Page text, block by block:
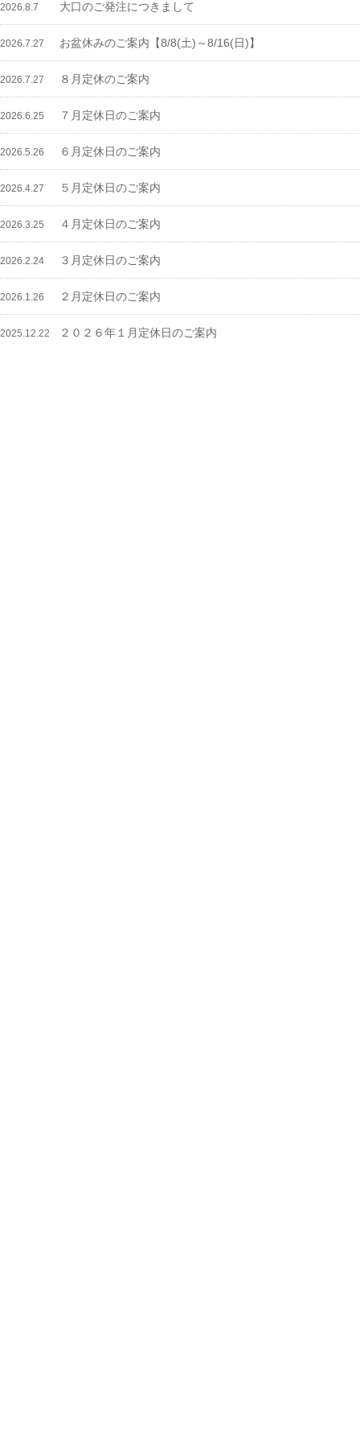
2026.8.7 大口のご発注につきまして
2026.7.27 お盆休みのご案内【8/8(土)～8/16(日)】
2026.7.27 ８月定休のご案内
2026.6.25 ７月定休日のご案内
2026.5.26 ６月定休日のご案内
2026.4.27 ５月定休日のご案内
2026.3.25 ４月定休日のご案内
2026.2.24 ３月定休日のご案内
2026.1.26 ２月定休日のご案内
2025.12.22 ２０２６年１月定休日のご案内